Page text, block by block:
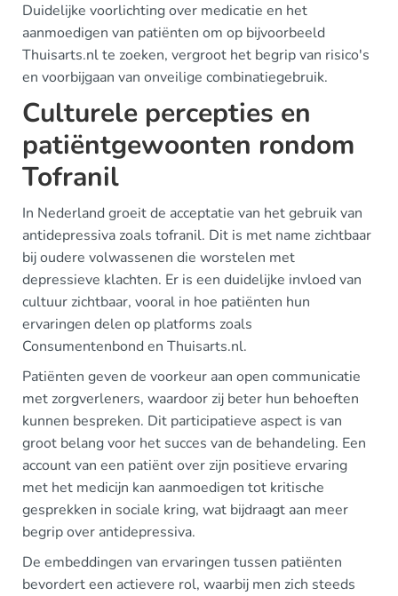
Duidelijke voorlichting over medicatie en het
aanmoedigen van patiënten om op bijvoorbeeld
Thuisarts.nl te zoeken, vergroot het begrip van risico's
en voorbijgaan van onveilige combinatiegebruik.
Culturele percepties en
patiëntgewoonten rondom
Tofranil
In Nederland groeit de acceptatie van het gebruik van
antidepressiva zoals tofranil. Dit is met name zichtbaar
bij oudere volwassenen die worstelen met
depressieve klachten. Er is een duidelijke invloed van
cultuur zichtbaar, vooral in hoe patiënten hun
ervaringen delen op platforms zoals
Consumentenbond en Thuisarts.nl.
Patiënten geven de voorkeur aan open communicatie
met zorgverleners, waardoor zij beter hun behoeften
kunnen bespreken. Dit participatieve aspect is van
groot belang voor het succes van de behandeling. Een
account van een patiënt over zijn positieve ervaring
met het medicijn kan aanmoedigen tot kritische
gesprekken in sociale kring, wat bijdraagt aan meer
begrip over antidepressiva.
De embeddingen van ervaringen tussen patiënten
bevordert een actievere rol, waarbij men zich steeds